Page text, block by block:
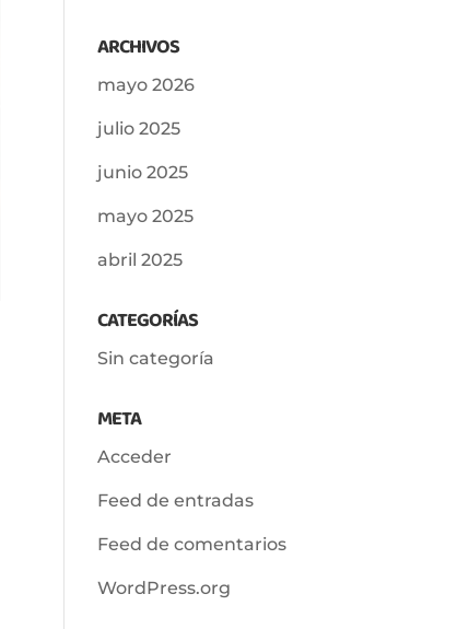
ARCHIVOS
mayo 2026
julio 2025
junio 2025
mayo 2025
abril 2025
CATEGORÍAS
Sin categoría
META
Acceder
Feed de entradas
Feed de comentarios
WordPress.org